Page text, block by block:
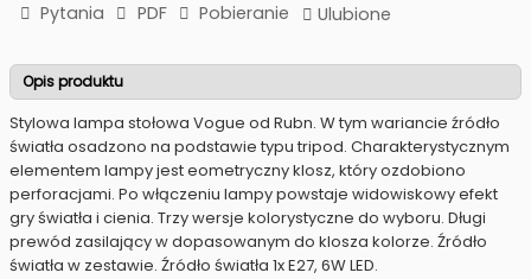
Pytania PDF Pobieranie Ulubione
Opis produktu
Stylowa lampa stołowa Vogue od Rubn. W tym wariancie źródło
światła osadzono na podstawie typu tripod. Charakterystycznym
elementem lampy jest eometryczny klosz, który ozdobiono
perforacjami. Po włączeniu lampy powstaje widowiskowy efekt
gry światła i cienia. Trzy wersje kolorystyczne do wyboru. Długi
prewód zasilający w dopasowanym do klosza kolorze. Źródło
światła w zestawie. Źródło światła 1x E27, 6W LED.